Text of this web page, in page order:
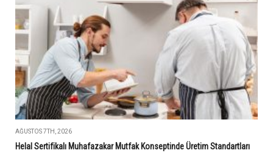
AĞUSTOS 7TH, 2026
Helal Sertifikalı Muhafazakar Mutfak Konseptinde Üretim Standartları